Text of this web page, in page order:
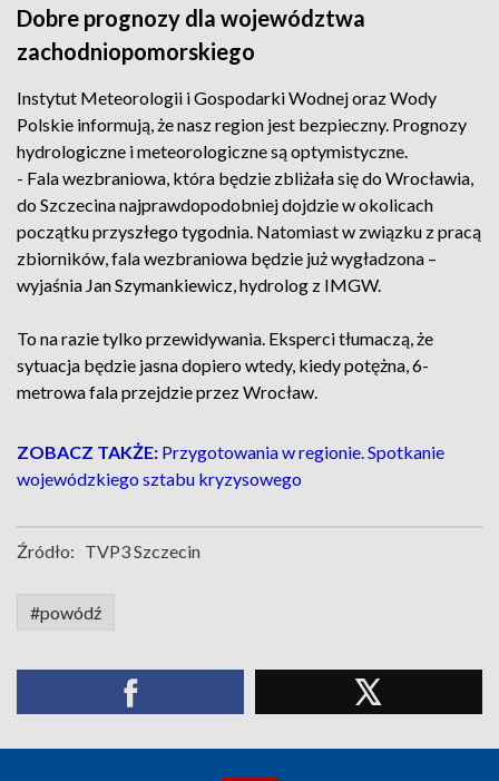
Dobre prognozy dla województwa
zachodniopomorskiego
Instytut Meteorologii i Gospodarki Wodnej oraz Wody
Polskie informują, że nasz region jest bezpieczny. Prognozy
hydrologiczne i meteorologiczne są optymistyczne.
- Fala wezbraniowa, która będzie zbliżała się do Wrocławia,
do Szczecina najprawdopodobniej dojdzie w okolicach
początku przyszłego tygodnia. Natomiast w związku z pracą
zbiorników, fala wezbraniowa będzie już wygładzona –
wyjaśnia Jan Szymankiewicz, hydrolog z IMGW.
To na razie tylko przewidywania. Eksperci tłumaczą, że
sytuacja będzie jasna dopiero wtedy, kiedy potężna, 6-
metrowa fala przejdzie przez Wrocław.
ZOBACZ TAKŻE: Przygotowania w regionie. Spotkanie
wojewódzkiego sztabu kryzysowego
Źródło: TVP3 Szczecin
#powódź